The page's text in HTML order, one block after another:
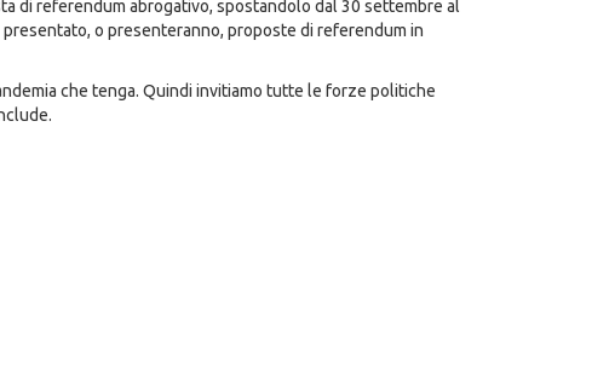
di referendum abrogativo, spostandolo dal 30 settembre al
o presenteranno, proposte di referendum in
che tenga. Quindi invitiamo tutte le forze politiche